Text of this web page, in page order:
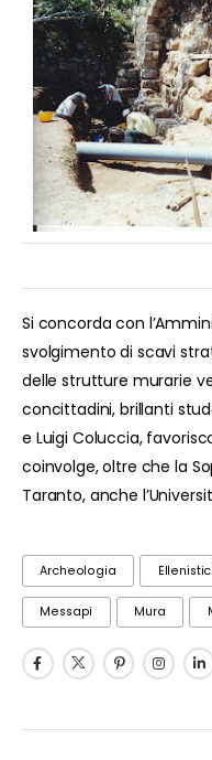
Si concorda con
svolgimento di scavi
delle strutture murarie
concittadini, brillanti
e Luigi Coluccia,
coinvolge, oltre che la
Taranto, anche
Archeologia
Messapi Mura